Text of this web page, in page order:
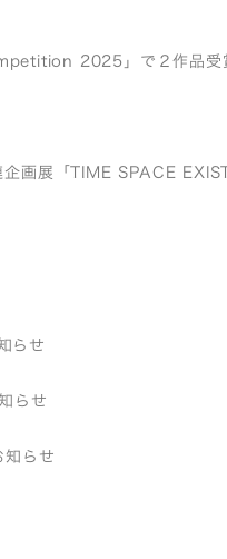
2025」で２作品受
画展「TIME SPACE
らせ
らせ
知らせ